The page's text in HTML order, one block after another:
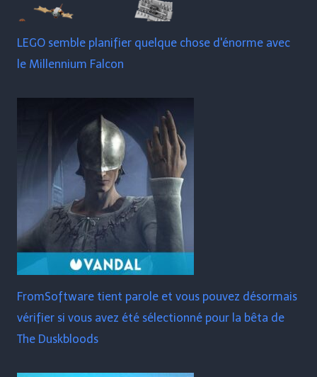
LEGO semble planifier quelque chose d'énorme avec
le Millennium Falcon
FromSoftware tient parole et vous pouvez désormais
vérifier si vous avez été sélectionné pour la bêta de
The Duskbloods